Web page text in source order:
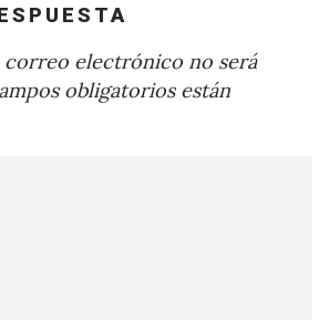
electrónico no será
obligatorios están